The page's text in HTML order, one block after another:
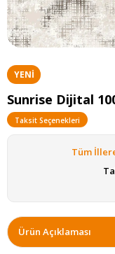
YENI
ÜRÜN
Sunrise Dijital
Taksit Seçenekleri
Tüm
Ürün Açıklaması